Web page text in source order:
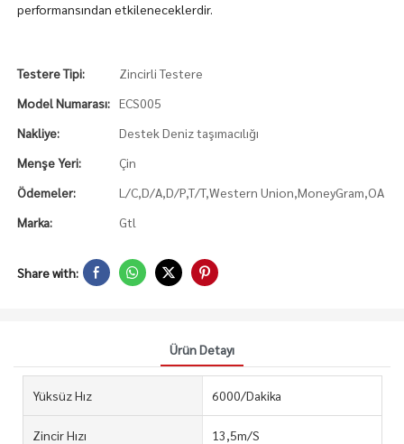
performansından etkileneceklerdir.
Testere Tipi:
Zincirli Testere
Model Numarası: ECS005
Nakliye:
Destek Deniz taşımacılığı
Menşe Yeri:
Çin
Ödemeler:
L/C,D/A,D/P,T/T,Western Union,MoneyGram,OA
Marka:
Gtl
Share with:
Ürün Detayı
Yüksüz Hız 6000/Dakika
Zincir Hızı 13,5m/S